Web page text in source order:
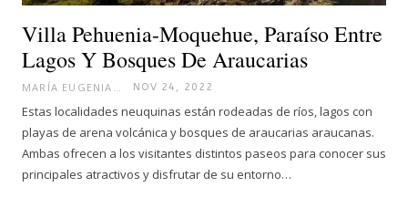
Villa Pehuenia-Moquehue, Paraíso Entre
Lagos Y Bosques De Araucarias
NOV 24, 2022
Estas localidades neuquinas están rodeadas de ríos, lagos con
playas de arena volcánica y bosques de araucarias araucanas.
Ambas ofrecen a los visitantes distintos paseos para conocer sus
principales atractivos y disfrutar de su entorno…